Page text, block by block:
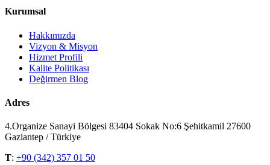
Kurumsal
Hakkımızda
Vizyon & Misyon
Hizmet Profili
Kalite Politikası
Değirmen Blog
Adres
4.Organize Sanayi Bölgesi 83404 Sokak No:6 Şehitkamil 27600
Gaziantep / Türkiye
T: +90 (342) 357 01 50